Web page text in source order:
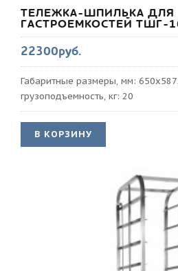
ТЕЛЕЖКА-ШПИЛЬКА ДЛЯ
ГАСТРОЕМКОСТЕЙ ТШГ-
22300руб.
Габаритные размеры, мм:
грузоподъемность, кг: 20
В КОРЗИНУ